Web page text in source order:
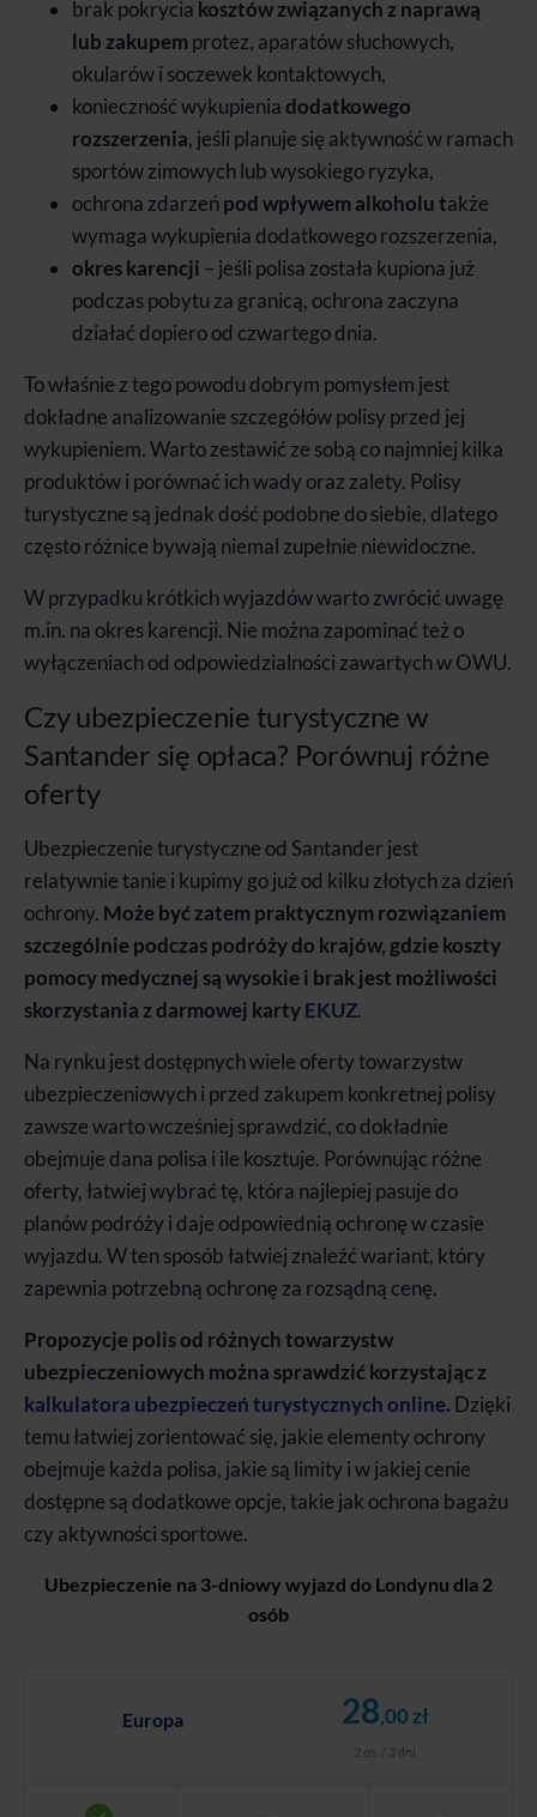
brak pokrycia kosztów związanych z naprawą
lub zakupem protez, aparatów słuchowych,
okularów i soczewek kontaktowych,
konieczność wykupieniadodatkowego
rozszerzenia, jeśli planuje się aktywność w ramach
sportów zimowych lub wysokiego ryzyka,
ochrona zdarzeńpod wpływem alkoholu także
wymaga wykupienia dodatkowego rozszerzenia,
okres karencji – jeśli polisa została kupiona już
podczas pobytu za granicą, ochrona zaczyna
działać dopiero od czwartego dnia.
To właśnie z tego powodu dobrym pomysłem jest
dokładne analizowanie szczegółów polisy przed jej
wykupieniem. Warto zestawić ze sobą co najmniej kilka
produktów i porównać ich wady oraz zalety. Polisy
turystyczne są jednak dość podobne do siebie, dlatego
często różnice bywają niemal zupełnie niewidoczne.
W przypadku krótkich wyjazdów warto zwrócić uwagę
m.in. na okres karencji. Nie można zapominać też o
wyłączeniach od odpowiedzialności zawartych w OWU.
Czy ubezpieczenie turystyczne w
Santander się opłaca? Porównuj różne
oferty
Ubezpieczenie turystyczne od Santander jest
relatywnie tanie i kupimy go już od kilku złotych za dzień
ochrony. Może być zatem praktycznym rozwiązaniem
szczególnie podczas podróży do krajów, gdzie koszty
pomocy medycznej są wysokie i brak jest możliwości
skorzystania z darmowej kartyEKUZ.
Na rynku jest dostępnych wiele oferty towarzystw
ubezpieczeniowych i przed zakupem konkretnej polisy
zawsze warto wcześniej sprawdzić, co dokładnie
obejmuje dana polisa i ile kosztuje. Porównując różne
oferty, łatwiej wybrać tę, która najlepiej pasuje do
planów podróży i daje odpowiednią ochronę w czasie
wyjazdu. W ten sposób łatwiej znaleźć wariant, który
zapewnia potrzebną ochronę za rozsądną cenę.
Propozycje polis od różnych towarzystw
ubezpieczeniowych można sprawdzićkorzystając z
kalkulatora ubezpieczeń turystycznych online. Dzięki
temu łatwiej zorientować się, jakie elementy ochrony
obejmuje każda polisa, jakie są limity i w jakiej cenie
dostępne są dodatkowe opcje, takie jak ochrona bagażu
czy aktywności sportowe.
Ubezpieczenie na 3-dniowy wyjazd do Londynu dla 2
osób
Europa 28,00 zł
2 os. / 3 dni